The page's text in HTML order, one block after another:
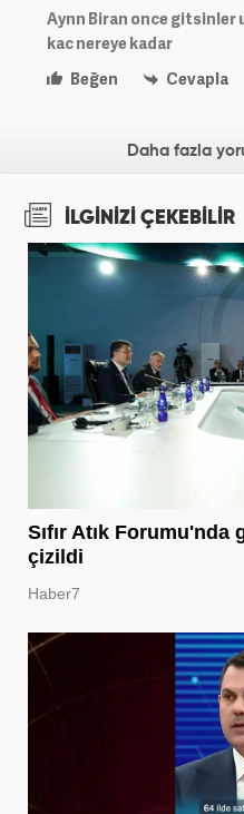
Aynn Biran once gitsinler
kac nereye kadar
Beğen
Cevapla
Daha fazla
İLGİNİZİ ÇEKEBİLİR
Sıfır Atık
çizildi
Haber7